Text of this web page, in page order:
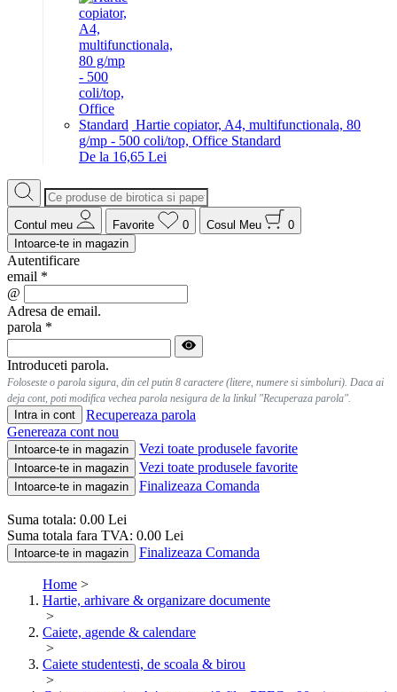
Hartie copiator, A4, multifunctionala, 80
g/mp - 500 coli/top, Office Standard
De la 16,65 Lei
Contul meu Favorite 0 Cosul Meu
0
Intoarce-te in magazin
Autentificare
email *
@
Adresa de email.
parola *
Introduceti parola.
Foloseste o parola sigura, din cel putin 8 caractere (litere, numere si simboluri). Daca ai
deja cont, poti modifica vechea parola nesigura de la linkul "Recuperaza parola".
Intra in cont
Recupereaza parola
Genereaza cont nou
Intoarce-te in magazin Vezi toate produsele favorite
Intoarce-te in magazin Vezi toate produsele favorite
Intoarce-te in magazin Finalizeaza Comanda
Suma totala: 0.00 Lei
Suma totala fara TVA: 0.00 Lei
Intoarce-te in magazin Finalizeaza Comanda
Home >
Hartie, arhivare & organizare documente
>
Caiete, agende & calendare
>
Caiete studentesti, de scoala & birou
>